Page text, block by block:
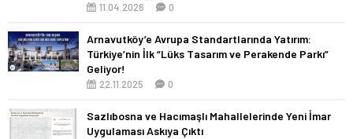
11.04.2026 0
Arnavutköy’e Avrupa Standartlarında Yatırım:
Türkiye’nin İlk “Lüks Tasarım ve Perakende Parkı”
Geliyor!
22.11.2025 0
Sazlıbosna ve Hacımaşlı Mahallelerinde Yeni İmar
Uygulaması Askıya Çıktı